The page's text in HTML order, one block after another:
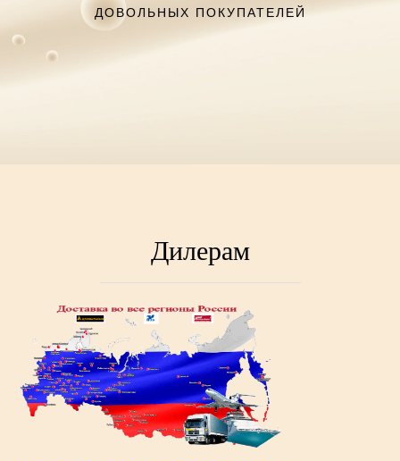
ДОВОЛЬНЫХ ПОКУПАТЕЛЕЙ
Дилерам